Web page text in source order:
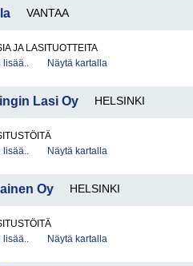
VANTAA
JA LASITUOTTEITA
lisää..
Näytä kartalla
Lasi Oy HELSINKI
lisää..
Näytä kartalla
Oy HELSINKI
lisää..
Näytä kartalla